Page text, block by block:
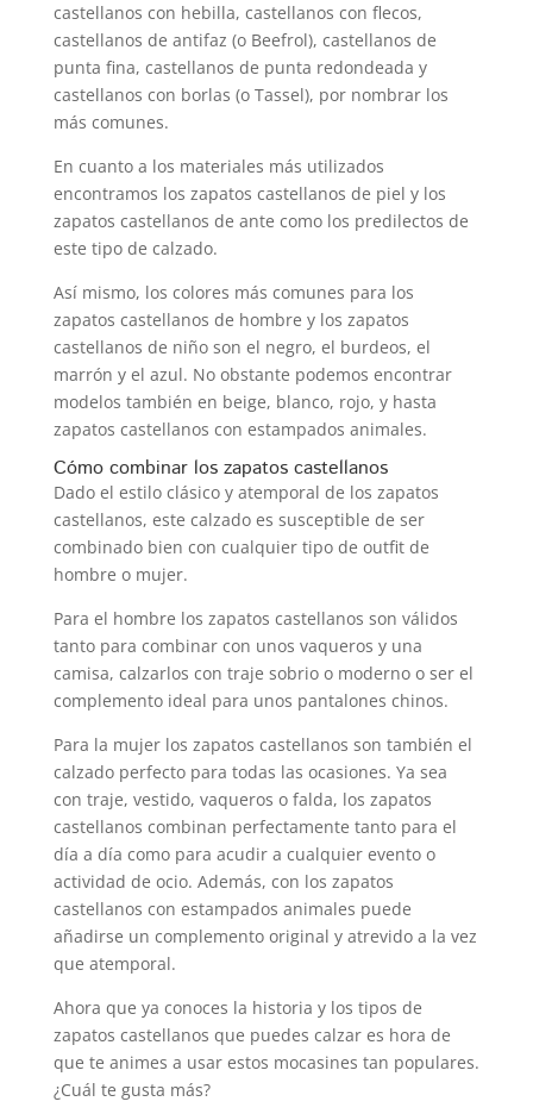
castellanos con hebilla, castellanos con flecos,
castellanos de antifaz (o Beefrol), castellanos de
punta fina, castellanos de punta redondeada y
castellanos con borlas (o Tassel), por nombrar los
más comunes.
En cuanto a los materiales más utilizados
encontramos los zapatos castellanos de piel y los
zapatos castellanos de ante como los predilectos de
este tipo de calzado.
Así mismo, los colores más comunes para los
zapatos castellanos de hombre y los zapatos
castellanos de niño son el negro, el burdeos, el
marrón y el azul. No obstante podemos encontrar
modelos también en beige, blanco, rojo, y hasta
zapatos castellanos con estampados animales.
Cómo combinar los zapatos castellanos
Dado el estilo clásico y atemporal de los zapatos
castellanos, este calzado es susceptible de ser
combinado bien con cualquier tipo de outfit de
hombre o mujer.
Para el hombre los zapatos castellanos son válidos
tanto para combinar con unos vaqueros y una
camisa, calzarlos con traje sobrio o moderno o ser el
complemento ideal para unos pantalones chinos.
Para la mujer los zapatos castellanos son también el
calzado perfecto para todas las ocasiones. Ya sea
con traje, vestido, vaqueros o falda, los zapatos
castellanos combinan perfectamente tanto para el
día a día como para acudir a cualquier evento o
actividad de ocio. Además, con los zapatos
castellanos con estampados animales puede
añadirse un complemento original y atrevido a la vez
que atemporal.
Ahora que ya conoces la historia y los tipos de
zapatos castellanos que puedes calzar es hora de
que te animes a usar estos mocasines tan populares.
¿Cuál te gusta más?